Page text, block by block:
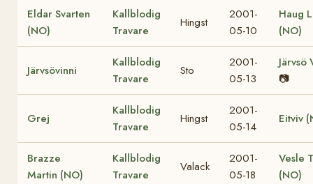
Eldar Svarten
(NO)
Kallblodig
Travare
Hingst
2001-
05-10
Haug
(NO)
Järvsövinni
Kallblodig
Travare
Sto
2001-
05-13
Järvsö
📷
Grej
Kallblodig
Travare
Hingst
2001-
05-14
Eitviv
Brazze
Martin (NO)
Kallblodig
Travare
Valack
2001-
05-18
Vesle
(NO)